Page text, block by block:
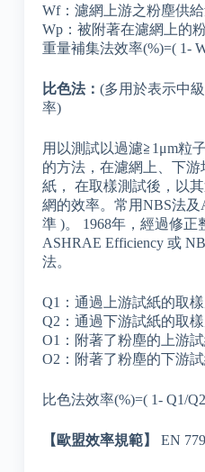
Wf：濾網上游之粉塵供
Wp：被附著在濾網上的
重量補集法效率(%)=( 1-
比色法： (多用於表示中
率)
用以測試以過濾≧1μm粒
的方法，在濾網上、下
紙， 在取樣測試後，以
網的效率。常用NBS法
準 )。 1968年，經過修正
ASHRAE Efficiency 或
法。
Q1：通過上游試紙的取
Q2：通過下游試紙的取
O1：附著了粉塵的上游
O2：附著了粉塵的下游
比色法效率(%)=( 1- Q1/
【歐盟效率規範】 EN